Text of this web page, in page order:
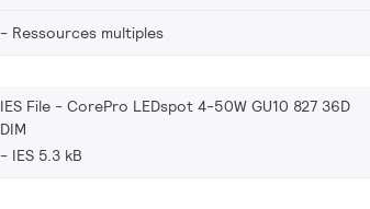
Ressources multiples
IES File - CorePro LEDspot 4-50W GU10 827 36D
DIM
IES 5.3 kB